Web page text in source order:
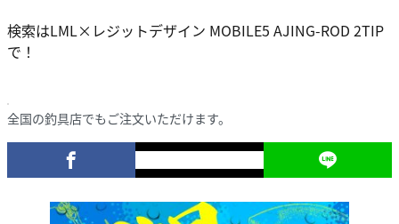
検索はLML×レジットデザイン MOBILE5 AJING-ROD 2TIP
で！
全国の釣具店でもご注文いただけます。